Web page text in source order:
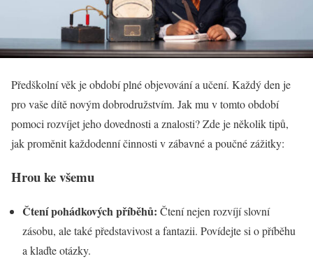
Předškolní věk je období plné objevování a učení. Každý den je
pro vaše dítě novým dobrodružstvím. Jak mu v tomto období
pomoci rozvíjet jeho dovednosti a znalosti? Zde je několik tipů,
jak proměnit každodenní činnosti v zábavné a poučné zážitky:
Hrou ke všemu
Čtení pohádkových příběhů: Čtení nejen rozvíjí slovní
zásobu, ale také představivost a fantazii. Povídejte si o příběhu
a klaďte otázky.